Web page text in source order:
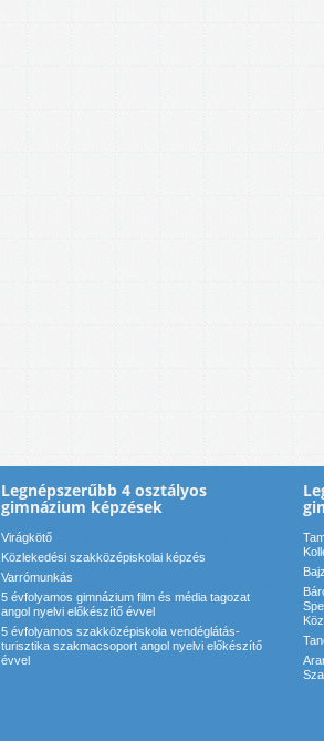
Legnépszerűbb 4 osztályos
gimnázium képzések
Virágkötő
Közlekedési szakközépiskolai képzés
Varrómunkás
5 évfolyamos gimnázium film és média tagozat
angol nyelvi előkészítő évvel
5 évfolyamos szakközépiskola vendéglátás-
turisztika szakmacsoport angol nyelvi előkészítő
évvel